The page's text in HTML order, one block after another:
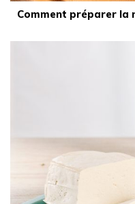
Comment préparer la